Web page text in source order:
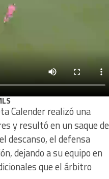
Calender realizó una
y resultó en un saque de
descanso, el defensa
dejando a su equipo en
que el árbitro